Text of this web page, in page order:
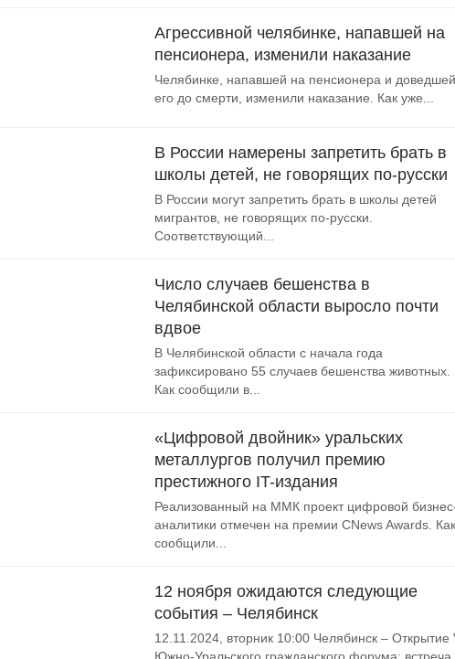
Агрессивной челябинке, напавшей на
пенсионера, изменили наказание
Челябинке, напавшей на пенсионера и доведшей
его до смерти, изменили наказание. Как уже...
В России намерены запретить брать в
школы детей, не говорящих по-русски
В России могут запретить брать в школы детей
мигрантов, не говорящих по-русски.
Соответствующий...
Число случаев бешенства в
Челябинской области выросло почти
вдвое
В Челябинской области с начала года
зафиксировано 55 случаев бешенства животных.
Как сообщили в...
«Цифровой двойник» уральских
металлургов получил премию
престижного IT-издания
Реализованный на ММК проект цифровой
аналитики отмечен на премии CNews Awards. Как
сообщили...
12 ноября ожидаются следующие
события – Челябинск
12.11.2024, вторник 10:00 Челябинск – Открытие